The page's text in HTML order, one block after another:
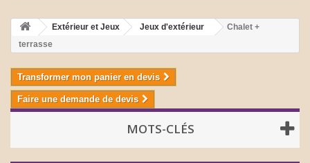
Extérieur et Jeux Jeux d'extérieur
Chalet +
terrasse
Transformer mon panier en devis
Faire une demande de devis
MOTS-CLÉS